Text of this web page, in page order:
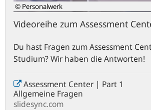
© Personalwerk
Videoreihe zum Assessment
Du hast Fragen zumAssessment
Studium? Wir haben die Antworten!
Assessment Center | Part 1
Allgemeine Fragen
slidesync.com